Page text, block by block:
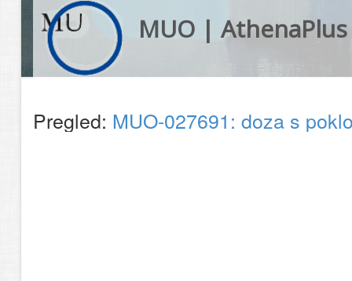
MUO | AthenaPlus
Pregled: MUO-027691: doza s